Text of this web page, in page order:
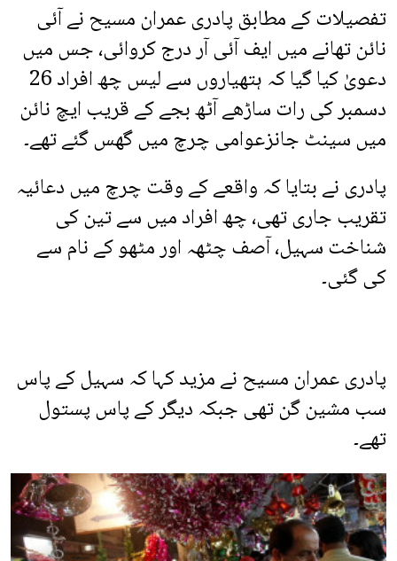
تفصیلات کے مطابق پادری عمران مسیح نے آئی
نائن تھانے میں ایف آئی آر درج کروائی، جس میں
دعویٰ کیا گیا کہ ہتھیاروں سے لیس چھ افراد 26
دسمبر کی رات ساڑھے آٹھ بجے کے قریب ایچ نائن
میں سینٹ جانزعوامی چرچ میں گھس گئے تھے۔
پادری نے بتایا کہ واقعے کے وقت چرچ میں دعائیہ
تقریب جاری تھی، چھ افراد میں سے تین کی
شناخت سہیل، آصف چٹھہ اور مٹھو کے نام سے
کی گئی۔
پادری عمران مسیح نے مزید کہا کہ سہیل کے پاس
سب مشین گن تھی جبکہ دیگر کے پاس پستول
تھے۔